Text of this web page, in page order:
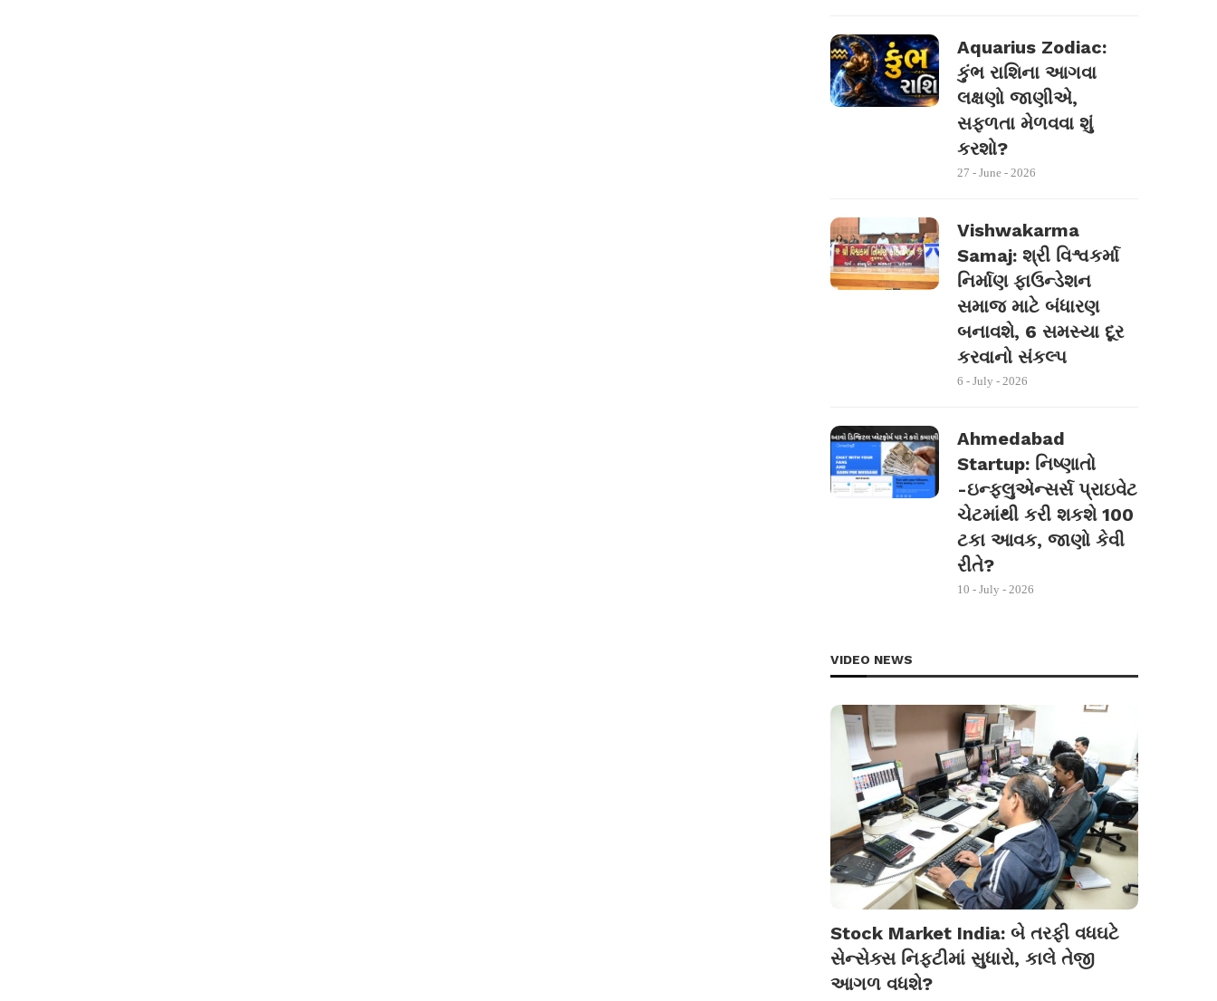
Aquarius Zodiac:
કુંભ રાશિના આગવા
લક્ષણો જાણીએ,
સફળતા મેળવવા શું
કરશો?
27 - June - 2026
Vishwakarma
Samaj: શ્રી વિશ્વકર્મા
નિર્માણ ફાઉન્ડેશન
સમાજ માટે બંધારણ
બનાવશે, 6 સમસ્યા દૂર
કરવાનો સંકલ્પ
6 - July - 2026
Ahmedabad
Startup: નિષ્ણાતો
-ઇન્ફ્લુએન્સર્સ પ્રાઇવેટ
ચેટમાંથી કરી શકશે 100
ટકા આવક, જાણો કેવી
રીતે?
10 - July - 2026
VIDEO NEWS
Stock Market India: બે તરફી વધઘટે
સેન્સેક્સ નિફ્ટીમાં સુધારો, કાલે તેજી
આગળ વધશે?